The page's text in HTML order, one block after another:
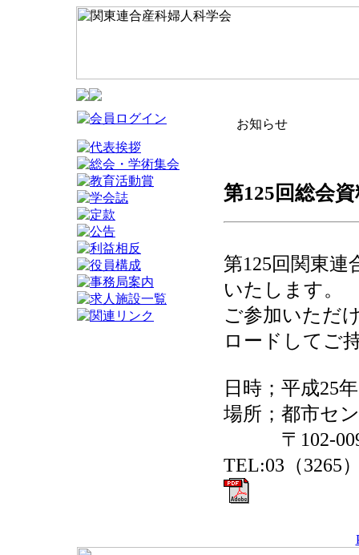
お知らせ
第125回総会
第125回関東連
いたします。
ご参加いただ
ロードしてご
日時；平成25
場所；都市セ
〒102-0093
TEL:03（3265